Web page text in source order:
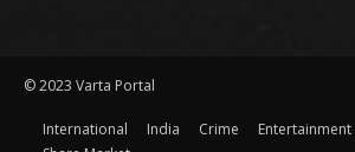
© 2023 Varta Portal
International India Crime Entertainment